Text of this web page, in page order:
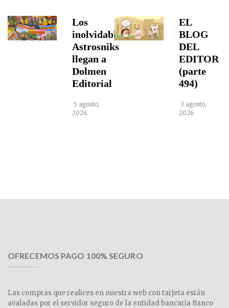
Los
inolvidables
Astrosniks
llegan a
Dolmen
Editorial
5 agosto,
2026
EL
BLOG
DEL
EDITOR
(parte
494)
3 agosto,
2026
OFRECEMOS PAGO 100% SEGURO
Las compras que realices en nuestra web con tarjeta están
avaladas por el servidor seguro de la entidad bancaria Banco